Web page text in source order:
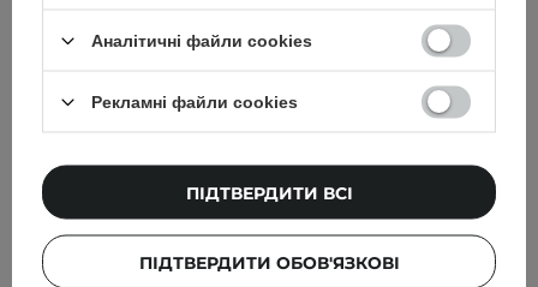
La Bomba - Bath Salt -
Сіль для ванни - Silent
Vanilla - 680g
La Bomba - Body Balm -
Бальзам для тіла - Silent
Vanilla - 160g
Аналітичні файли cookies
Рекламні файли cookies
ПІДТВЕРДИТИ ОБОВ'ЯЗКОВІ
ПІДТВЕРДИТИ ВСІ